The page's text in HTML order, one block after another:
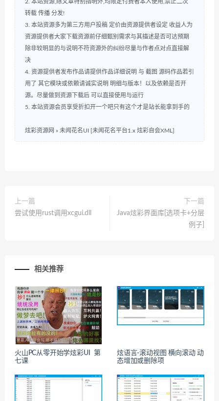
2. 本站资源,除文章特别指明外,均限定付费者本人使用,禁止二次
转载 传播 分发!
3. 本站资源多为第三方用户投稿 定价由资源提供者设定 收益人为
资源提供者大家下载资源前仔细甄别需求与其描述是否可达预期
除非较明显的与说明不符资源外的纠纷尽量与作者点对点直接解
决
4. 资源提供者发布作品请提供作品详细说明 与 截图 源码作品若引
用了 其它模块或依赖请诚实说明 明细与版本！以及依赖是否开
源。尽量做到资源下载后 可以直接使用与运行
5. 本站资源会员享受折扣开一个吧只有这个才是站长能拿到手的
炫彩资源网 » 未闻花名UI [未闻花名平台1.x 炫彩自会XML]
上一篇
尝试使用rust调用xcgui.dll
下一篇
Java炫彩界面库[选项卡+分层
例子]
相关推荐
火山PC从零开始学炫彩UI 第
七课
炫语言-滚动视图 横向滚动 动
态增加或删除项